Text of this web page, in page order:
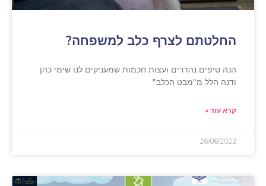
החלטתם לצרף כלב למשפחה?
הנה טיפים נהדרים ועצות חכמות שמעניקים לנו שימי כהן
ודנה הלל מ"מבט הכלב"
קרא עוד »
26/06/2022